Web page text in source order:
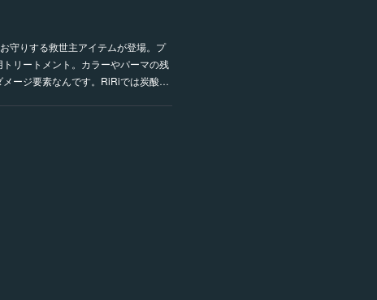
守りする救世主アイテムが登場。プ
リートメント。カラーやパーマの残
ージ要素なんです。RiRiでは炭酸…